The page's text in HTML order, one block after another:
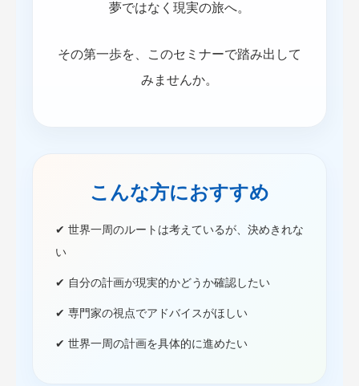
夢ではなく現実の旅へ。
その第一歩を、このセミナーで踏み出して
みませんか。
こんな方におすすめ
✔ 世界一周のルートは考えているが、決めきれな
い
✔ 自分の計画が現実的かどうか確認したい
✔ 専門家の視点でアドバイスがほしい
✔ 世界一周の計画を具体的に進めたい